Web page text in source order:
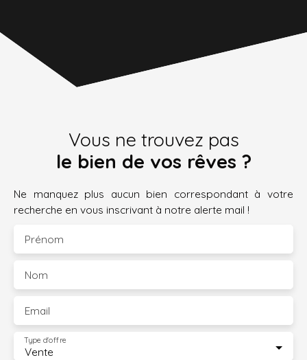
Vous ne trouvez pas
le bien de vos rêves ?
Ne manquez plus aucun bien correspondant à votre
recherche en vous inscrivant à notre alerte mail !
Prénom
Nom
Email
Vente
Type d'offre